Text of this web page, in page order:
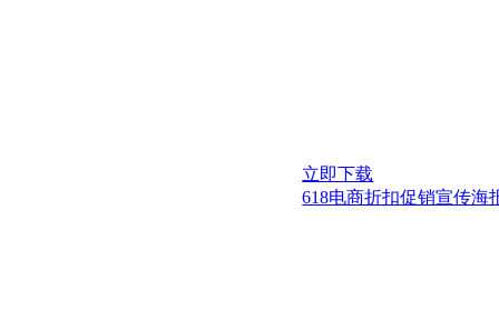
立即下载
618电商折扣促销宣传海